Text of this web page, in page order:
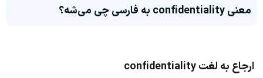
معنی confidentiality به فارسی چی می‌شه؟
ارجاع به لغت confidentiality